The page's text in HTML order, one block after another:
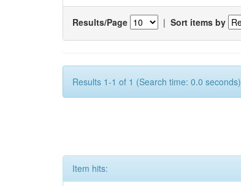
Results/Page | Sort items by
Results 1-1 of 1 (Search time: 0.0
Item hits: